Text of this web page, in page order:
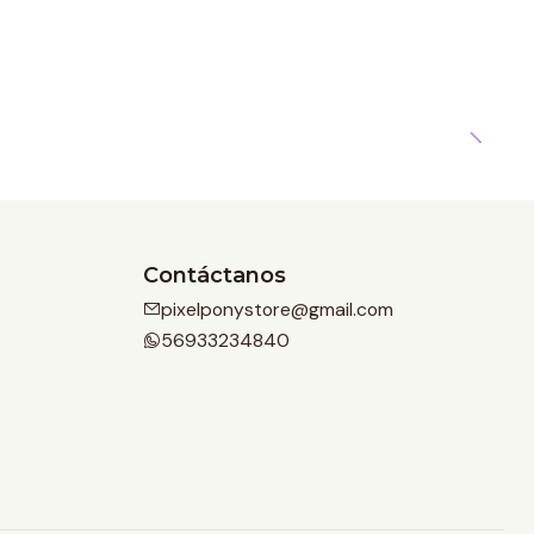
Contáctanos
pixelponystore@gmail.com
56933234840